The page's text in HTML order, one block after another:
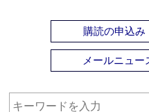
購読の申込み
メールニュー